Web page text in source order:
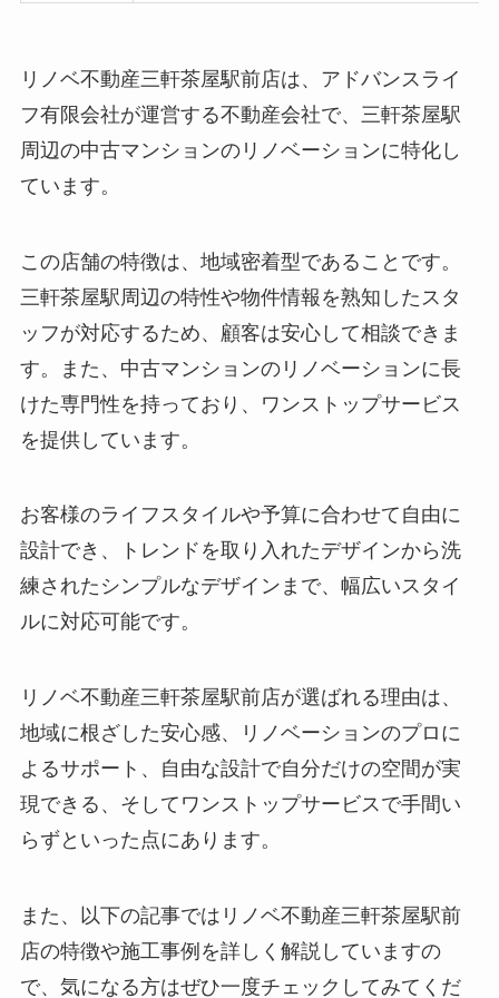
リノベ不動産三軒茶屋駅前店は、アドバンスライ
フ有限会社が運営する不動産会社で、三軒茶屋駅
周辺の中古マンションのリノベーションに特化し
ています。
この店舗の特徴は、地域密着型であることです。
三軒茶屋駅周辺の特性や物件情報を熟知したスタ
ッフが対応するため、顧客は安心して相談できま
す。また、中古マンションのリノベーションに長
けた専門性を持っており、ワンストップサービス
を提供しています。
お客様のライフスタイルや予算に合わせて自由に
設計でき、トレンドを取り入れたデザインから洗
練されたシンプルなデザインまで、幅広いスタイ
ルに対応可能です。
リノベ不動産三軒茶屋駅前店が選ばれる理由は、
地域に根ざした安心感、リノベーションのプロに
よるサポート、自由な設計で自分だけの空間が実
現できる、そしてワンストップサービスで手間い
らずといった点にあります。
また、以下の記事ではリノベ不動産三軒茶屋駅前
店の特徴や施工事例を詳しく解説していますの
で、気になる方はぜひ一度チェックしてみてくだ